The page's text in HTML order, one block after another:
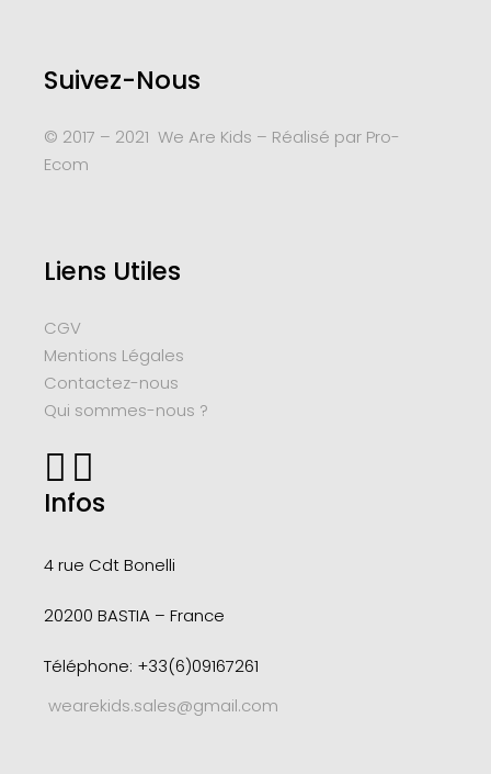
Infos
4 rue CdtBonelli
20200 BASTIA – France
Téléphone: +33(6)09167261
wearekids.sales@gmail.com
Liens Utiles
CGV
Mentions Légales
Contactez-nous
Qui sommes-nous ?
Suivez-Nous
© 2017 – 2021 We Are Kids – Réalisé par Pro-
Ecom